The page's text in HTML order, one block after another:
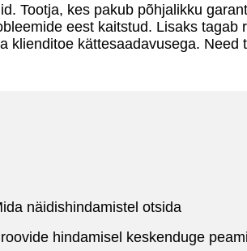
Tootja, kes pakub põhjalikku
eest kaitstud. Lisaks
kättesaadavusega.
näidishindamistel otsida
hindamisel keskenduge